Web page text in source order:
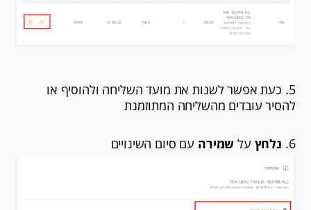
5. כעת אפשר לשנות את מועד השליחה ולהוסיף או
להסיר עובדים מהשליחה המתוזמנת
6. נלחץ על שמירה עם סיום השינויים